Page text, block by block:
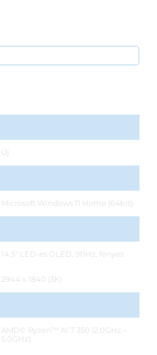
Új
Microsoft Windows 11 Home (64bit)
14,5" LED-es OLED, 90Hz, fényes
2944 x 1840 (3K)
AMD© Ryzen™ AI 7 350 (2.0GHz –
5.0GHz)